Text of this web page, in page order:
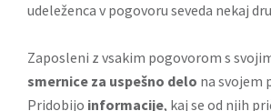
udeleženca v pogovoru seveda nekaj
Zaposleni z vsakim pogovorom s
smernice za uspešno delo na svojem
Pridobijo informacije, kaj se od njih